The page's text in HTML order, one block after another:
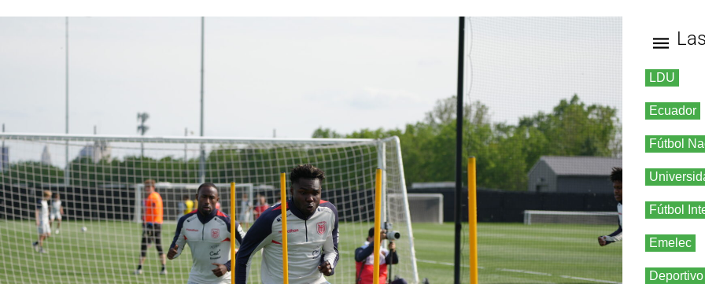
LDU
Ecuador
Fútbol
Fútbol
Emelec